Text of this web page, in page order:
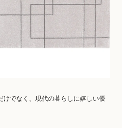
けでなく、現代の暮らしに嬉しい優